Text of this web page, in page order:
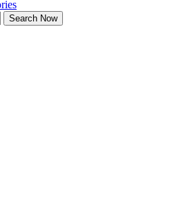
Search Now